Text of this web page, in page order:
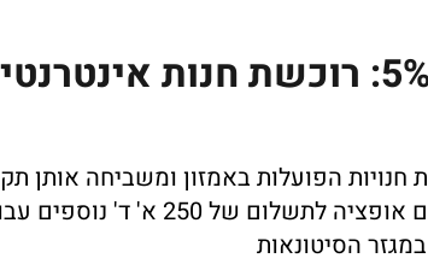
הפועלות באמזון ומשביחה אותן
בתמורה לכ-3 מיליון דולר עם
הסיטונאות